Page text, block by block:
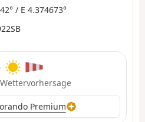
/ E 4.374673°
Premium